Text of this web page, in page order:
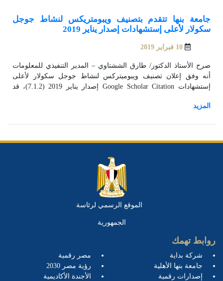
جامعة بنها تتقدم بتصنيف ويبومتريكس لنشاط جوجل
سكولار لأعلى إستشهادات إصدار يناير 2019
10 فبراير 2019
صرح الأستاذ الدكتور/ طارق الششتاوي – المدير التنفيذي للمعلومات
أنه وفق إعلان تصنيف ويبوميتركس لنشاط جوجل سكولار لأعلى
إستشهادات Google Scholar Citation إصدار يناير 2019 (7.1.2)، قد
القائم بعمل رئيس جامعة بنها لقدرات شباب الباحثين، وإطلاق برامج
الموقع الرسمي لرئاسة
الجمهورية
روابط تهمك
شركة بداية
جامعة بنها الأهلية
إصدارات رقمية
مصر رقمية
رؤية مصر 2030
الأجندة الأكاديمية